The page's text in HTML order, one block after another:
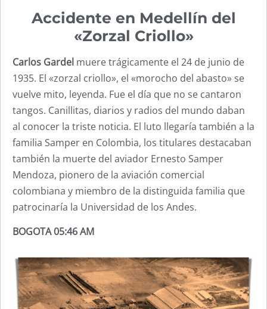
Accidente en Medellín del
«Zorzal Criollo»
Carlos Gardel muere trágicamente el 24 de junio de
1935. El «zorzal criollo», el «morocho del abasto» se
vuelve mito, leyenda. Fue el día que no se cantaron
tangos. Canillitas, diarios y radios del mundo daban
al conocer la triste noticia. El luto llegaría también a la
familia Samper en Colombia, los titulares destacaban
también la muerte del aviador Ernesto Samper
Mendoza, pionero de la aviación comercial
colombiana y miembro de la distinguida familia que
patrocinaría la Universidad de los Andes.
BOGOTA 05:46 AM